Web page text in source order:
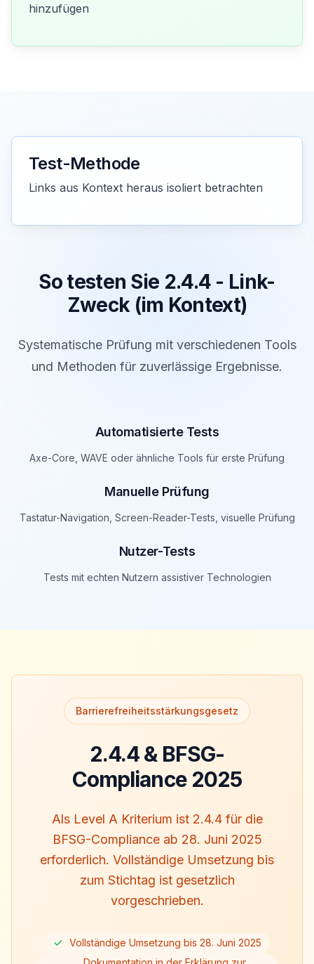
hinzufügen
Test-Methode
Links aus Kontext heraus isoliert betrachten
So testen Sie 2.4.4 - Link-
Zweck (im Kontext)
Systematische Prüfung mit verschiedenen Tools
und Methoden für zuverlässige Ergebnisse.
Automatisierte Tests
Axe-Core, WAVE oder ähnliche Tools für erste Prüfung
Manuelle Prüfung
Tastatur-Navigation, Screen-Reader-Tests, visuelle Prüfung
Nutzer-Tests
Tests mit echten Nutzern assistiver Technologien
Barrierefreiheitsstärkungsgesetz
2.4.4 & BFSG-
Compliance 2025
Als Level A Kriterium ist 2.4.4 für die
BFSG-Compliance ab 28. Juni 2025
erforderlich. Vollständige Umsetzung bis
zum Stichtag ist gesetzlich
vorgeschrieben.
Vollständige Umsetzung bis 28. Juni 2025